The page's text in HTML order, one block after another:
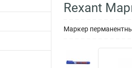
Rexant
Маркер